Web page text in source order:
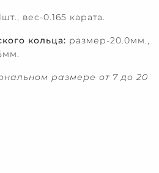
вес-0.165 карата.
кольца: размер-20.0мм.,
размере от 7 до 20